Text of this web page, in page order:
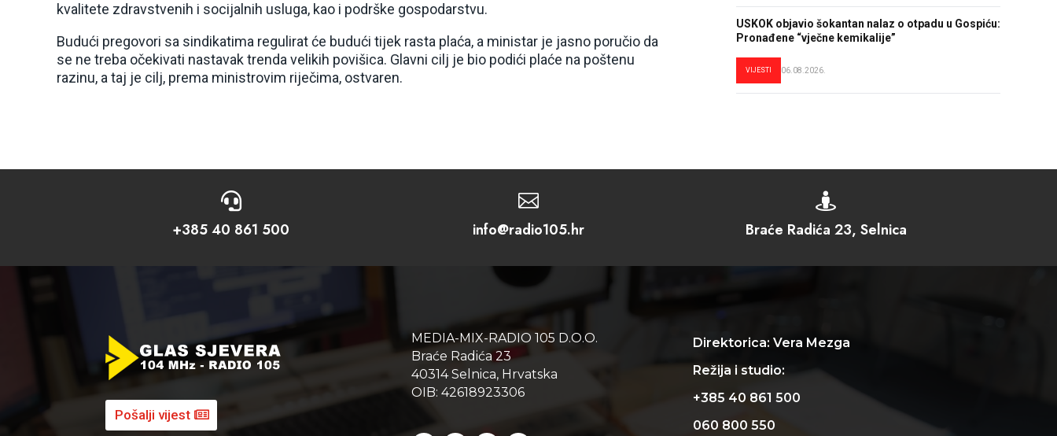
kvalitete zdravstvenih i socijalnih usluga, kao i podrške gospodarstvu.
Budući pregovori sa sindikatima regulirat će budući tijek rasta plaća, a ministar je jasno poručio da
se ne treba očekivati nastavak trenda velikih povišica. Glavni cilj je bio podići plaće na poštenu
razinu, a taj je cilj, prema ministrovim riječima, ostvaren.
USKOK objavio šokantan nalaz o otpadu u Gospiću:
Pronađene “vječne kemikalije”
VIJESTI 06.08.2026.

+385 40 861 500

info@radio105.hr

Braće Radića 23, Selnica
Pošalji vijest
MEDIA-MIX-RADIO 105 D.O.O.
Braće Radića 23
40314 Selnica, Hrvatska
OIB: 42618923306
Direktorica: Vera Mezga
Režija i studio:
+385 40 861 500
060 800 550